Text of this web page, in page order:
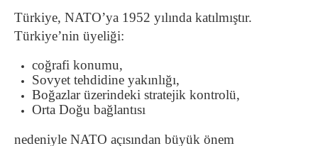
Türkiye, NATO’ya 1952 yılında katılmıştır.
Türkiye’nin üyeliği:
coğrafi konumu,
Sovyet tehdidine yakınlığı,
Boğazlar üzerindeki stratejik kontrolü,
Orta Doğu bağlantısı
nedeniyle NATO açısından büyük önem